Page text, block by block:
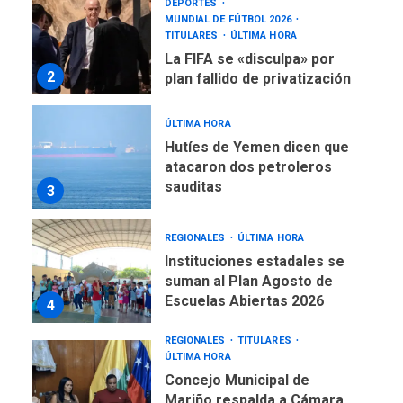
2
MUNDIAL DE FÚTBOL 2026
TITULARES
ÚLTIMA HORA
La FIFA se «disculpa» por
plan fallido de privatización
3
ÚLTIMA HORA
Hutíes de Yemen dicen que
atacaron dos petroleros
sauditas
4
REGIONALES ÚLTIMA HORA
Instituciones estadales se
suman al Plan Agosto de
Escuelas Abiertas 2026
REGIONALES
TITULARES
ÚLTIMA HORA
Concejo Municipal de
Mariño respalda a Cámara